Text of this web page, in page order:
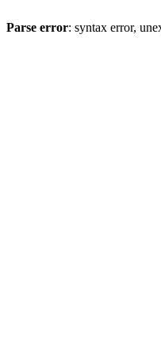
Parse error: syntax error,